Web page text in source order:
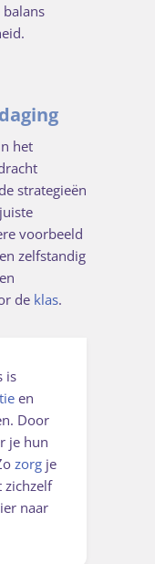
het
strategieën
voorbeeld
zelfstandig
de klas.
is
en
Door
je hun
zorg je
zichzelf
naar